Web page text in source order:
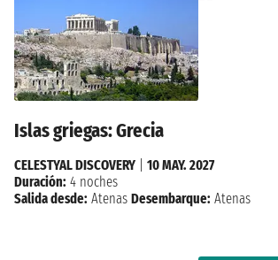
Islas griegas: Grecia
CELESTYAL DISCOVERY
10 MAY. 2027
Duración: 4 noches
Salida desde: Atenas Desembarque: Atenas